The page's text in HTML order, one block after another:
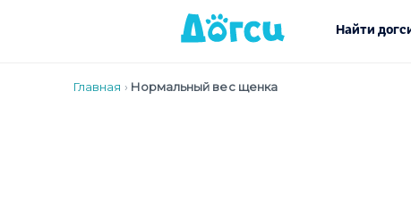
Найти
Главная › Нормальный вес щенка